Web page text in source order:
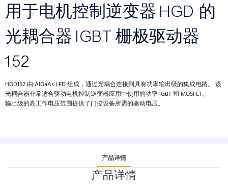
用于电机控制逆变器 HGD 的
光耦合器 IGBT 栅极驱动器
152
HGD152 由 AlGaAs LED 组成，通过光耦合连接到具有功率输出级的集成电路。 该
光耦合器非常适合驱动电机控制逆变器应用中使用的功率 IGBT 和 MOSFET。
输出级的高工作电压范围提供了门控设备所需的驱动电压。
产品详情
产品详情